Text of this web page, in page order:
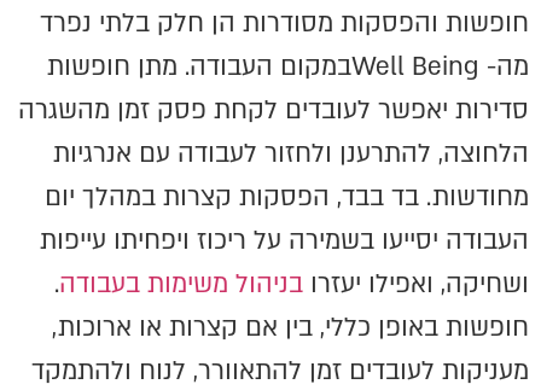
חופשות והפסקות מסודרות הן חלק בלתי נפרד
מה- Well Beingבמקום העבודה. מתן חופשות
סדירות יאפשר לעובדים לקחת פסק זמן מהשגרה
הלחוצה, להתרענן ולחזור לעבודה עם אנרגיות
מחודשות. בד בבד, הפסקות קצרות במהלך יום
העבודה יסייעו בשמירה על ריכוז ויפחיתו עייפות
ושחיקה, ואפילו יעזרו בניהול משימות בעבודה.
חופשות באופן כללי, בין אם קצרות או ארוכות,
מעניקות לעובדים זמן להתאוורר, לנוח ולהתמקד